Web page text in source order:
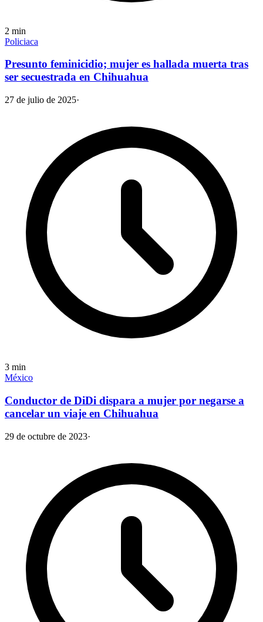
2 min
Policiaca
Presunto feminicidio; mujer es hallada muerta tras
ser secuestrada en Chihuahua
27 de julio de 2025·
3 min
México
Conductor de DiDi dispara a mujer por negarse a
cancelar un viaje en Chihuahua
29 de octubre de 2023·